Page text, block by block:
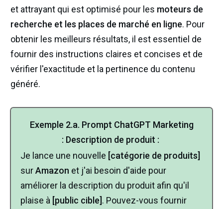
et attrayant qui est optimisé pour les moteurs de
recherche et les places de marché en ligne. Pour
obtenir les meilleurs résultats, il est essentiel de
fournir des instructions claires et concises et de
vérifier l'exactitude et la pertinence du contenu
généré.
Exemple 2.a. Prompt ChatGPT Marketing
: Description de produit :
Je lance une nouvelle [catégorie de produits]
surAmazon et j'ai besoin d'aide pour
améliorer la description du produit afin qu'il
plaise à [public cible]. Pouvez-vous fournir